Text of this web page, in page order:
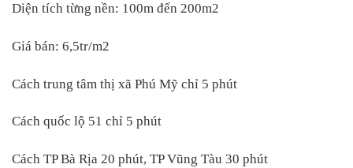
Diện tích từng nền: 100m đến 200m2
Giá bán: 6,5tr/m2
Cách trung tâm thị xã Phú Mỹ chỉ 5 phút
Cách quốc lộ 51 chỉ 5 phút
Cách TP Bà Rịa 20 phút, TP Vũng Tàu 30 phút